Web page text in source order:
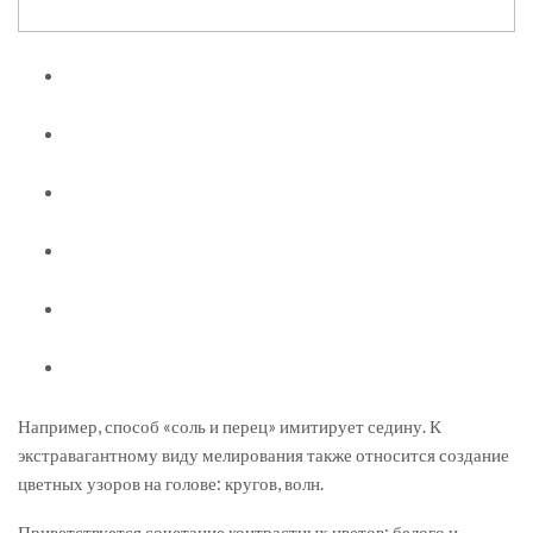
Например, способ «соль и перец» имитирует седину. К
экстравагантному виду мелирования также относится создание
цветных узоров на голове: кругов, волн.